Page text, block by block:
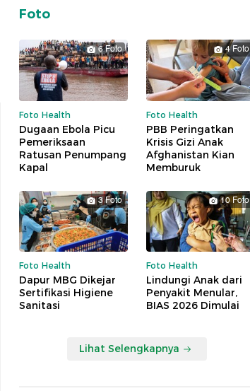
Foto
6 Foto
Foto Health
Dugaan Ebola Picu
Pemeriksaan
Ratusan Penumpang
Kapal
4 Foto
Foto Health
PBB Peringatkan
Krisis Gizi Anak
Afghanistan Kian
Memburuk
3 Foto
Foto Health
Dapur MBG Dikejar
Sertifikasi Higiene
Sanitasi
10 Foto
Foto Health
Lindungi Anak dari
Penyakit Menular,
BIAS 2026 Dimulai
Lihat Selengkapnya